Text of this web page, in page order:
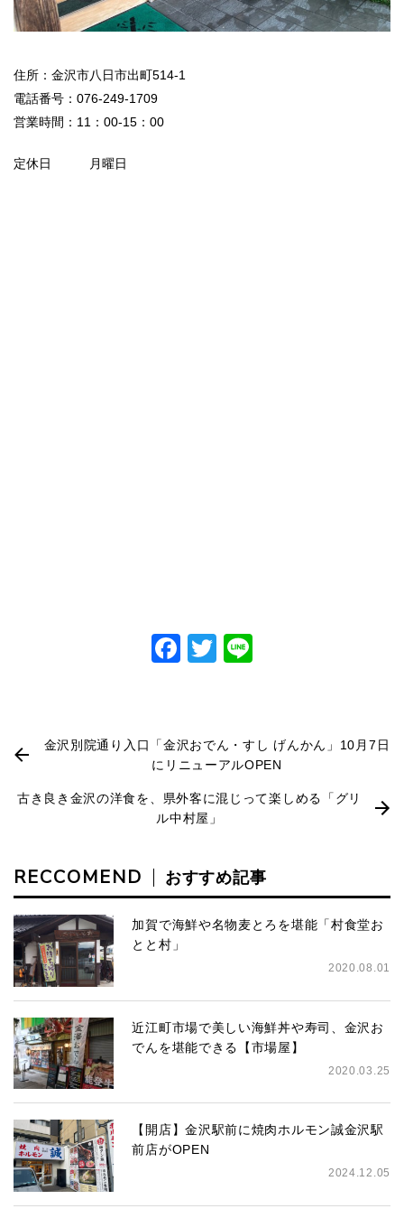
住所：金沢市八日市出町514-1
電話番号：076-249-1709
営業時間：11：00-15：00
定休日 月曜日
Facebook
Twitter
金沢別院通り入口「金沢おでん・すし げんかん」10月7日
にリニューアルOPEN
古き良き金沢の洋食を、県外客に混じって楽しめる「グリ
ル中村屋」
RECCOMEND おすすめ記事
加賀で海鮮や名物麦とろを堪能「村食堂お
とと村」
2020.08.01
近江町市場で美しい海鮮丼や寿司、金沢お
でんを堪能できる【市場屋】
2020.03.25
【開店】金沢駅前に焼肉ホルモン誠金沢駅
前店がOPEN
2024.12.05